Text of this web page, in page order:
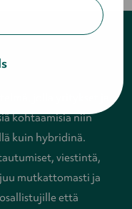
kohtaamisia niin
kuin hybridinä.
viestintä,
mutkattomasti ja
että